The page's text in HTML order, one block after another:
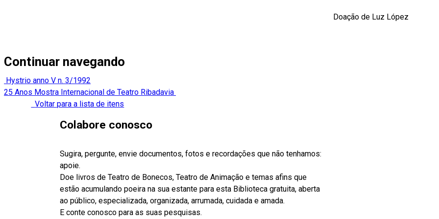
Doação de Luz López
Continuar navegando
Hystrio anno V n. 3/1992
25 Anos Mostra Internacional de Teatro Ribadavia
Voltar para a lista de itens
Colabore conosco
Sugira, pergunte, envie documentos, fotos e recordações que não tenhamos:
apoie.
Doe livros de Teatro de Bonecos, Teatro de Animação e temas afins que
estão acumulando poeira na sua estante para esta Biblioteca gratuita, aberta
ao público, especializada, organizada, arrumada, cuidada e amada.
E conte conosco para as suas pesquisas.